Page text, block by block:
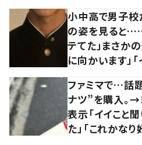
小中高で男子
の姿を見ると
テてた」まさか
に向かいます」
ファミマで…話
ナツ”を購入。
表示「イイこと
た」「これかなり